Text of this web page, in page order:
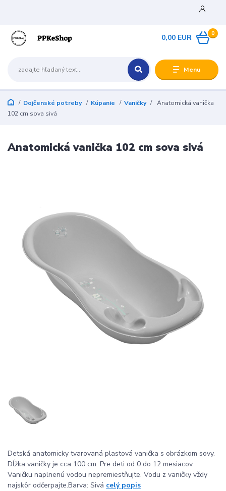
Menu
0
0,00 EUR
Dojčenské potreby Kúpanie Vaničky
Anatomická vanička
102 cm sova sivá
Anatomická vanička 102 cm sova sivá
Detská anatomicky tvarovaná plastová vanička s obrázkom sovy.
Dĺžka vaničky je cca 100 cm. Pre deti od 0 do 12 mesiacov.
Vaničku naplnenú vodou nepremiestňujte. Vodu z vaničky vždy
najskôr odčerpajte.Barva: Sivá celý popis